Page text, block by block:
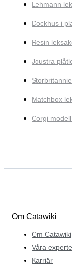
Lehmann
Dockhus i
Resin
Joustra
Matchbox
Corgi
Om Catawiki
Om Catawiki
Våra
Karriär